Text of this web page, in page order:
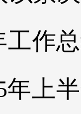
工作
年上